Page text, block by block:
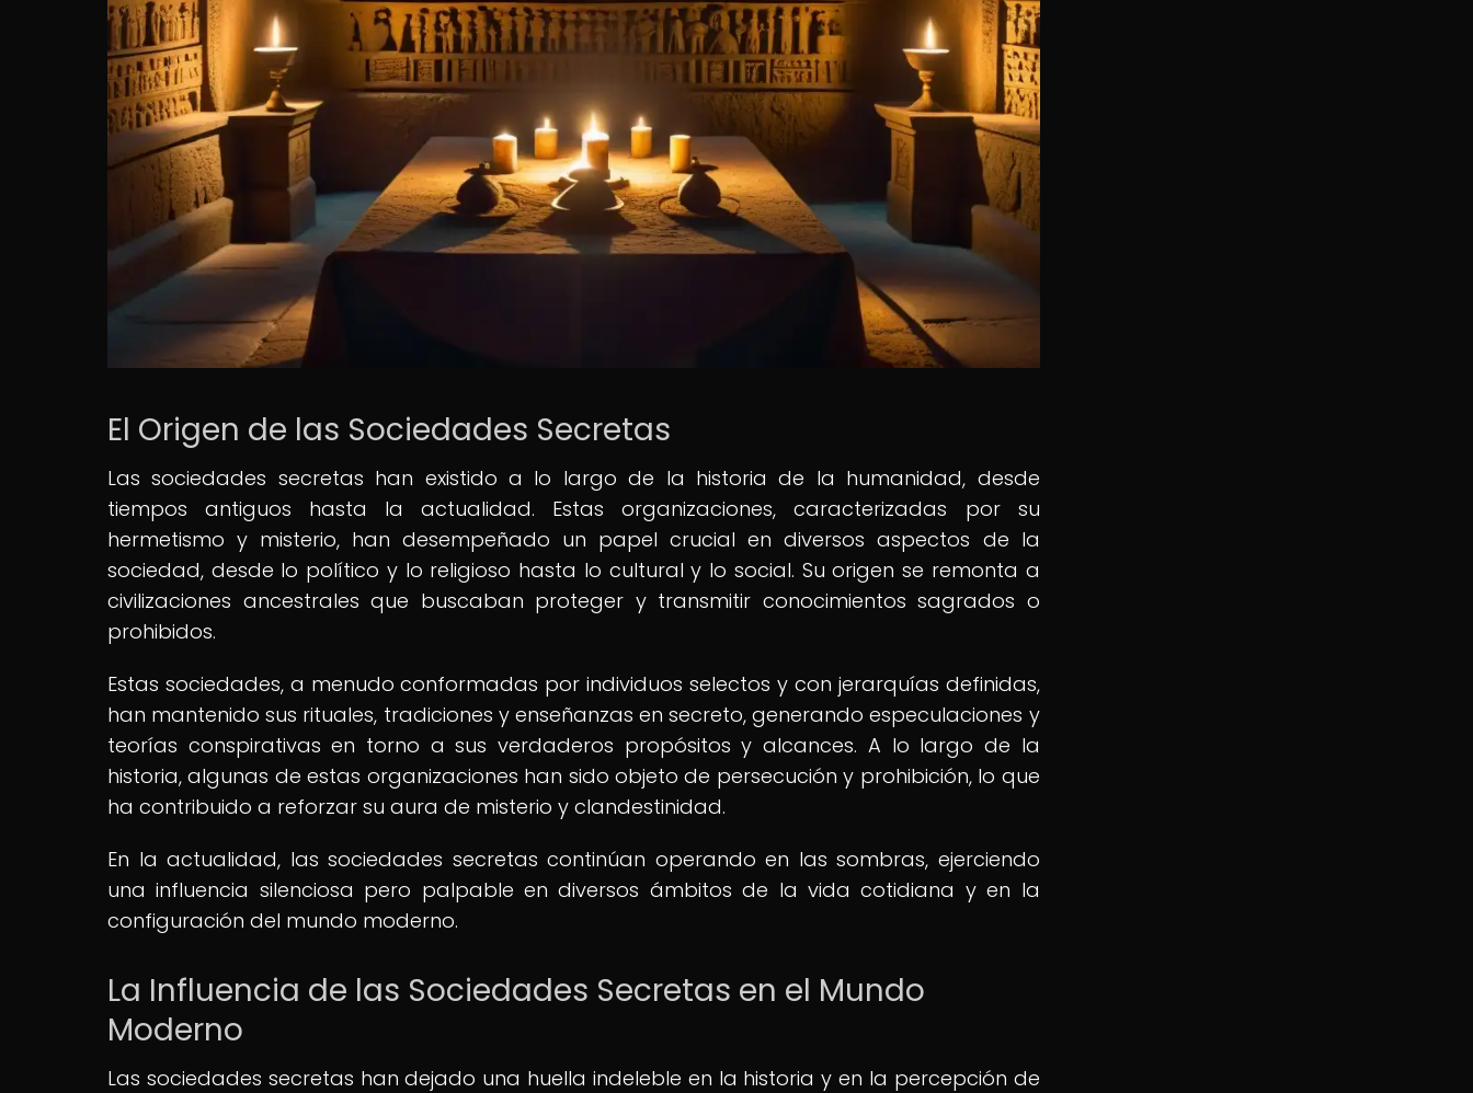
El Origen de las Sociedades Secretas
Las sociedades secretas han existido a lo largo de la historia de la humanidad, desde
tiempos antiguos hasta la actualidad. Estas organizaciones, caracterizadas por su
hermetismo y misterio, han desempeñado un papel crucial en diversos aspectos de la
sociedad, desde lo político y lo religioso hasta lo cultural y lo social. Su origen se remonta a
civilizaciones ancestrales que buscaban proteger y transmitir conocimientos sagrados o
prohibidos.
Estas sociedades, a menudo conformadas por individuos selectos y con jerarquías definidas,
han mantenido sus rituales, tradiciones y enseñanzas en secreto, generando especulaciones y
teorías conspirativas en torno a sus verdaderos propósitos y alcances. A lo largo de la
historia, algunas de estas organizaciones han sido objeto de persecución y prohibición, lo que
ha contribuido a reforzar su aura de misterio y clandestinidad.
En la actualidad, las sociedades secretas continúan operando en las sombras, ejerciendo
una influencia silenciosa pero palpable en diversos ámbitos de la vida cotidiana y en la
configuración del mundo moderno.
La Influencia de las Sociedades Secretas en el Mundo
Moderno
Las sociedades secretas han dejado una huella indeleble en la historia y en la percepción de